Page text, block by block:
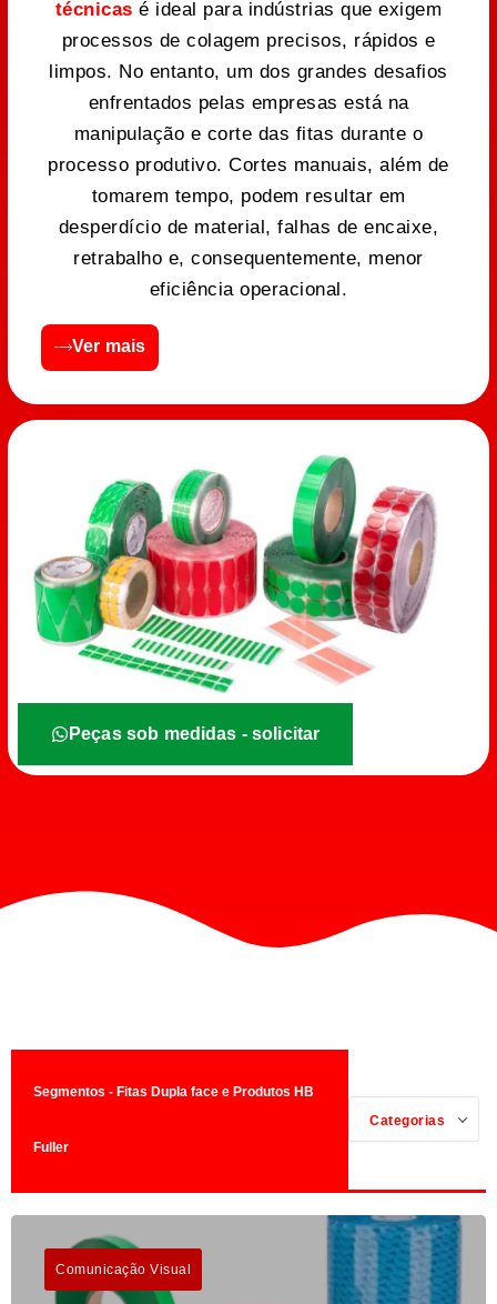
técnicas é ideal para indústrias que exigem
processos de colagem precisos, rápidos e
limpos. No entanto, um dos grandes desafios
enfrentados pelas empresas está na
manipulação e corte das fitas durante o
processo produtivo. Cortes manuais, além de
tomarem tempo, podem resultar em
desperdício de material, falhas de encaixe,
retrabalho e, consequentemente, menor
eficiência operacional.
Ver mais
Peças sob medidas - solicitar
Segmentos - Fitas Dupla face e Produtos HB
Fuller
Categorias
Comunicação Visual